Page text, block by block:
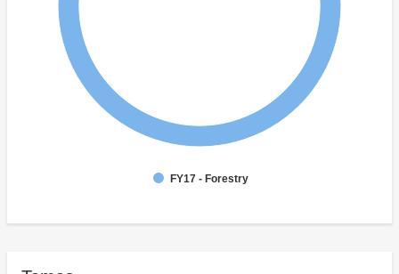
FY17 - Forestry